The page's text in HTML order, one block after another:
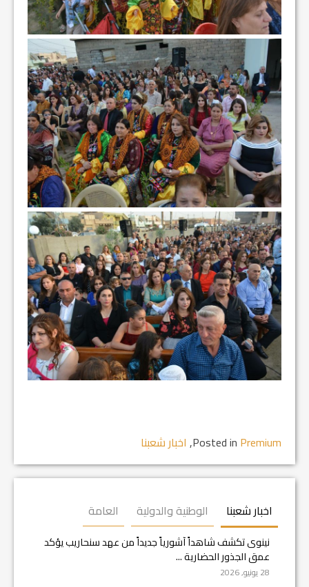
Posted in Premium
, اخبار شعبنا
اخبار شعبنا الوطنية والدولية العامة
نينوى تكشف شاهداً آشورياً جديداً من عهد سنحاريب يؤكد
عمق الجذور الحضارية ...
28 يونيو, 2026